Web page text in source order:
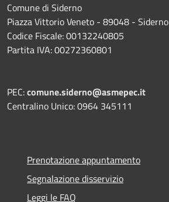
Comune di Siderno
Piazza Vittorio Veneto - 89048 - Siderno
Codice Fiscale: 00132240805
Partita IVA: 00272360801
PEC:comune.siderno@asmepec.it
Centralino Unico: 0964 345111
Prenotazione appuntamento
Segnalazione disservizio
Leggi le FAQ